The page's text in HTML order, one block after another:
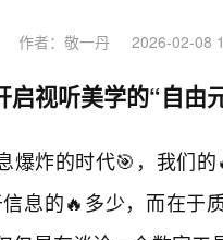
作者：敬一丹 2026-02-08
启视听美学的“自由
爆炸的时代🎯，我们
息的🔥多少，而在于